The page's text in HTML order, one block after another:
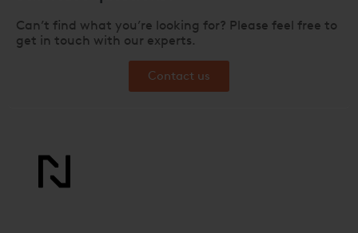
Can’t find what you’re looking for? Please feel free to
get in touch with our experts.
Contact us